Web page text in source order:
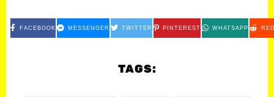
FACEBOOK MESSENGER TWITTER PINTEREST WHATSAPP
TAGS: